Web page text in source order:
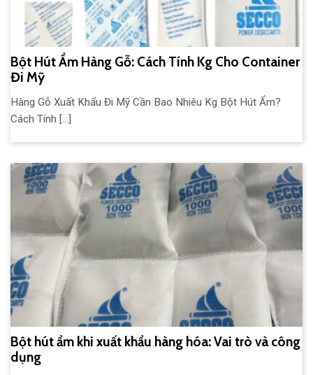
Bột Hút Ẩm Hàng Gỗ: Cách Tính Kg Cho Container
Đi Mỹ
Hàng Gỗ Xuất Khẩu Đi Mỹ Cần Bao Nhiêu Kg Bột Hút Ẩm?
Cách Tính [...]
Bột hút ẩm khi xuất khẩu hàng hóa: Vai trò và công
dụng